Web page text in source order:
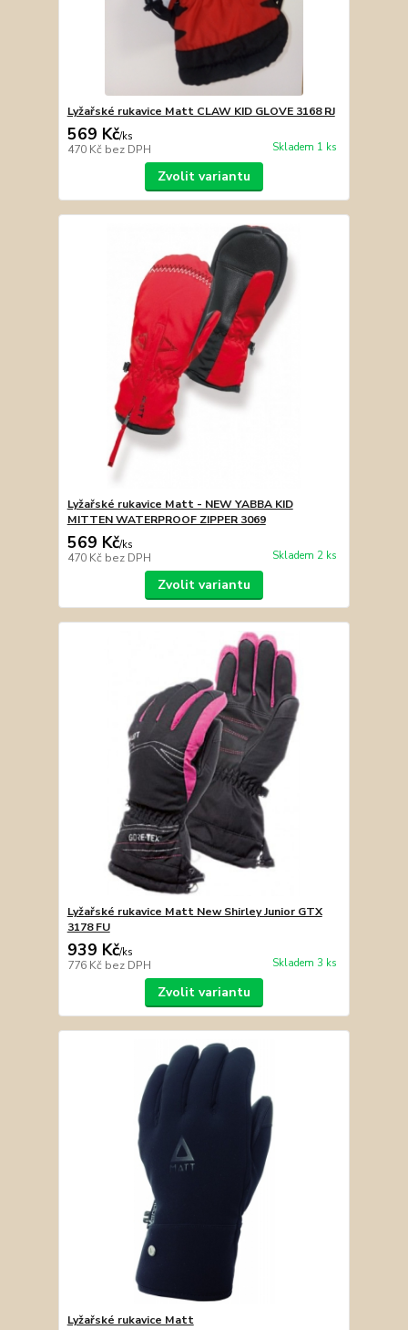
Lyžařské rukavice Matt CLAW KID GLOVE 3168 RJ
569 Kč/ks
470 Kč bez DPH Skladem 1 ks
Zvolit variantu
Lyžařské rukavice Matt - NEW YABBA KID
MITTEN WATERPROOF ZIPPER 3069
569 Kč/ks
470 Kč bez DPH Skladem 2 ks
Zvolit variantu
Lyžařské rukavice Matt New Shirley Junior GTX
3178 FU
939 Kč/ks
776 Kč bez DPH Skladem 3 ks
Zvolit variantu
Lyžařské rukavice Matt